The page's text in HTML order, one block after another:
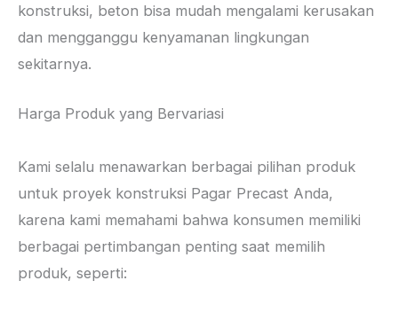
konstruksi, beton bisa mudah mengalami kerusakan
dan mengganggu kenyamanan lingkungan
sekitarnya.
Harga Produk yang Bervariasi
Kami selalu menawarkan berbagai pilihan produk
untuk proyek konstruksi Pagar Precast Anda,
karena kami memahami bahwa konsumen memiliki
berbagai pertimbangan penting saat memilih
produk, seperti: